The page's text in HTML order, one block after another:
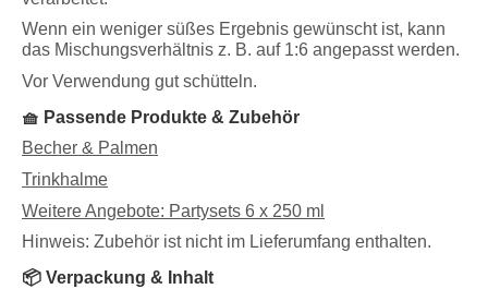
Wenn ein weniger süßes Ergebnis gewünscht ist, kann
das Mischungsverhältnis z. B. auf 1:6 angepasst werden.
Vor Verwendung gut schütteln.
🧺 Passende Produkte & Zubehör
Becher & Palmen
Trinkhalme
Weitere Angebote: Partysets 6 x 250 ml
Hinweis: Zubehör ist nicht im Lieferumfang enthalten.
📦 Verpackung & Inhalt